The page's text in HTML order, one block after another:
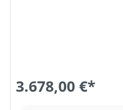
3.678,00 €*